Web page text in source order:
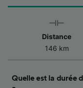
Distance
146 km
Quelle est la durée
externes,
Utiliser des
précises.
contenu